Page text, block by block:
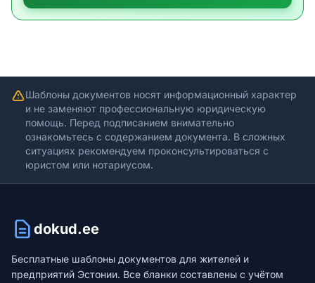
Шаблоны документов носят информационный характер
и не заменяют профессиональную юридическую
помощь. Перед подписанием внимательно
ознакомьтесь с содержанием документа. В сложных
ситуациях рекомендуем проконсультироваться с
юристом или нотариусом.
dokud.ee
Бесплатные шаблоны документов для жителей и
предприятий Эстонии. Все бланки составлены с учётом